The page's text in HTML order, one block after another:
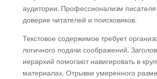
аудитории. Профессионализм писателя
доверие читателей и поисковиков.
Текстовое содержимое требует
логичного подачи соображений.
иерархий помогают навигировать в
материалах. Отрывки умеренного